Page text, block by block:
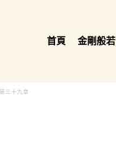
首頁 金剛般若
三十九章